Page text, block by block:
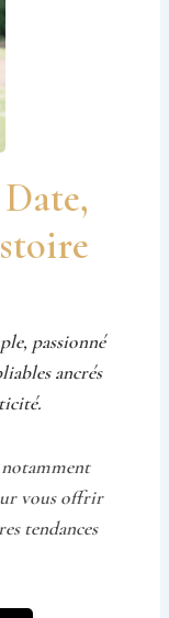
passionné
ancrés
vous offrir
tendances